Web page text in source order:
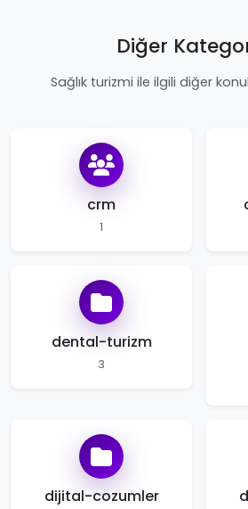
Diğer
Sağlık turizmi ile ilgili diğer
crm
1
dental-turizm
3
dijital-cozumler